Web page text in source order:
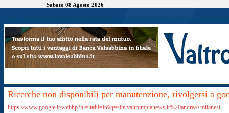
Sabato 08 Agosto 2026
Ricerche non disponibili per manutenzione, rivolgersi a
https://www.google.it/webhp?hl=it#hl=it&q=site:valtrompianews.it%20andrea+milanesi